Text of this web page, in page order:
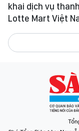
khai dịch vụ
Lotte Mart Việt